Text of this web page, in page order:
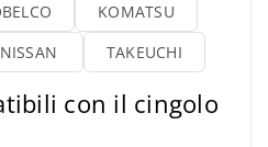
KOMATSU
NISSAN TAKEUCHI
con il cingolo